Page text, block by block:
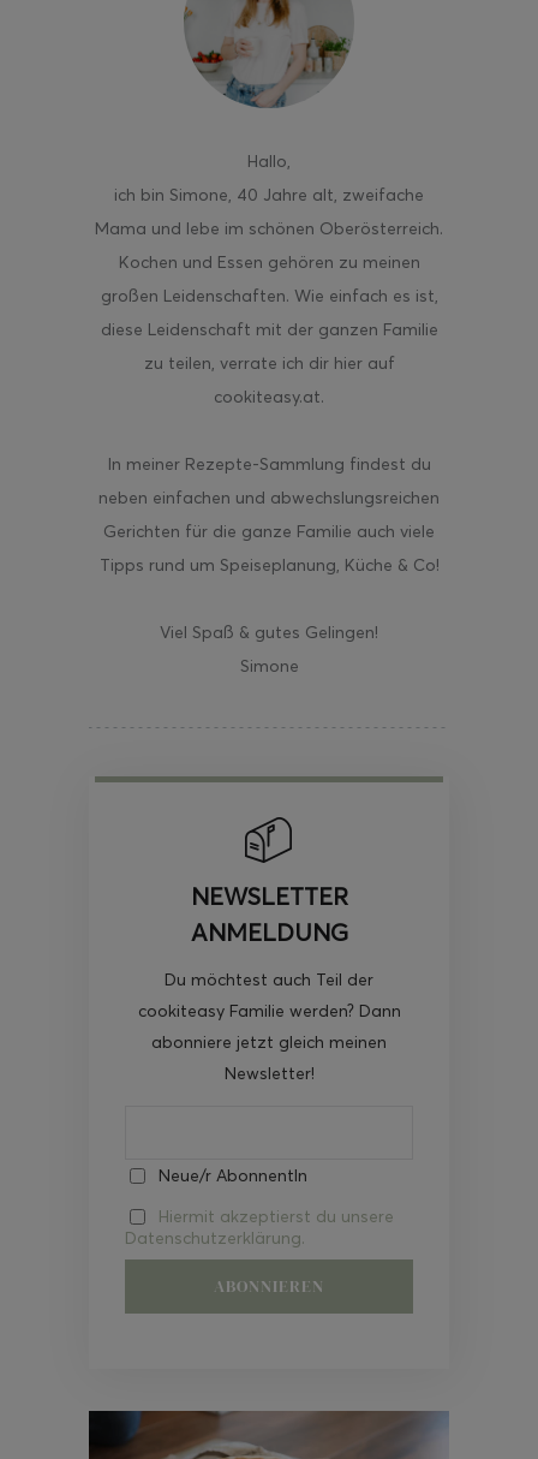
Hallo,
ich bin Simone, 40 Jahre alt, zweifache
Mama und lebe im schönen Oberösterreich.
Kochen und Essen gehören zu meinen
großen Leidenschaften. Wie einfach es ist,
diese Leidenschaft mit der ganzen Familie
zu teilen, verrate ich dir hier auf
cookiteasy.at.
In meiner Rezepte-Sammlung findest du
neben einfachen und abwechslungsreichen
Gerichten für die ganze Familie auch viele
Tipps rund um Speiseplanung, Küche & Co!
Viel Spaß & gutes Gelingen!
Simone
NEWSLETTER
ANMELDUNG
Du möchtest auch Teil der
cookiteasy Familie werden? Dann
abonniere jetzt gleich meinen
Newsletter!
Neue/r AbonnentIn
Hiermit akzeptierst du unsere
Datenschutzerklärung.
Video-